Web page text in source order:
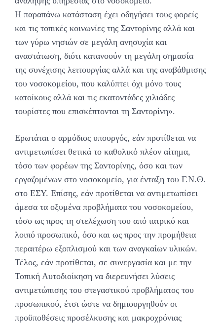
Η παραπάνω κατάσταση έχει οδηγήσει τους φορείς
και τις τοπικές κοινωνίες της Σαντορίνης αλλά και
των γύρω νησιών σε μεγάλη ανησυχία και
αναστάτωση, διότι κατανοούν τη μεγάλη σημασία
της συνέχισης λειτουργίας αλλά και της αναβάθμισης
του νοσοκομείου, που καλύπτει όχι μόνο τους
κατοίκους αλλά και τις εκατοντάδες χιλιάδες
τουρίστες που επισκέπτονται τη Σαντορίνη».
Ερωτάται ο αρμόδιος υπουργός, εάν προτίθεται να
αντιμετωπίσει θετικά το καθολικό πλέον αίτημα,
τόσο των φορέων της Σαντορίνης, όσο και των
εργαζομένων στο νοσοκομείο, για ένταξη του Γ.Ν.Θ.
στο ΕΣΥ. Επίσης, εάν προτίθεται να αντιμετωπίσει
άμεσα τα οξυμένα προβλήματα του νοσοκομείου,
τόσο ως προς τη στελέχωση του από ιατρικό και
λοιπό προσωπικό, όσο και ως προς την προμήθεια
περαιτέρω εξοπλισμού και των αναγκαίων υλικών.
Τέλος, εάν προτίθεται, σε συνεργασία και με την
Τοπική Αυτοδιοίκηση να διερευνήσει λύσεις
αντιμετώπισης του στεγαστικού προβλήματος του
προσωπικού, έτσι ώστε να δημιουργηθούν οι
προϋποθέσεις προσέλκυσης και μακροχρόνιας